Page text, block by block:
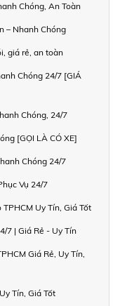
Chóng, An Toàn
– Nhanh Chóng
giá rẻ, an toàn
Chóng 24/7 [GIÁ
Chóng, 24/7
[GỌI LÀ CÓ XE]
Chóng 24/7
Vụ 24/7
Uy Tín, Giá Tốt
7 | Giá Rẻ - Uy Tín
Giá Rẻ, Uy Tín,
Tín, Giá Tốt